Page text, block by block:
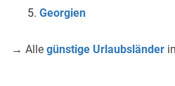
Georgien
→ Alle günstige Urlaubsländer